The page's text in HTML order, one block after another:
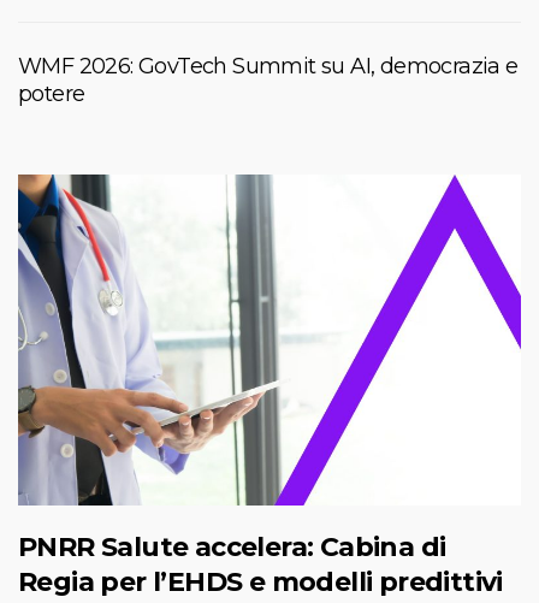
WMF 2026: GovTech Summit su AI, democrazia e
potere
PNRR Salute accelera: Cabina di
Regia per l’EHDS e modelli predittivi